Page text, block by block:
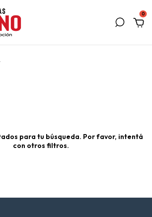
0
para tu búsqueda. Por favor, intentá
con otros filtros.